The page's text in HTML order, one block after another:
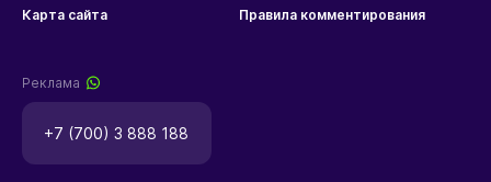
Карта сайта Правила комментирования
Реклама
+7 (700) 3 888 188